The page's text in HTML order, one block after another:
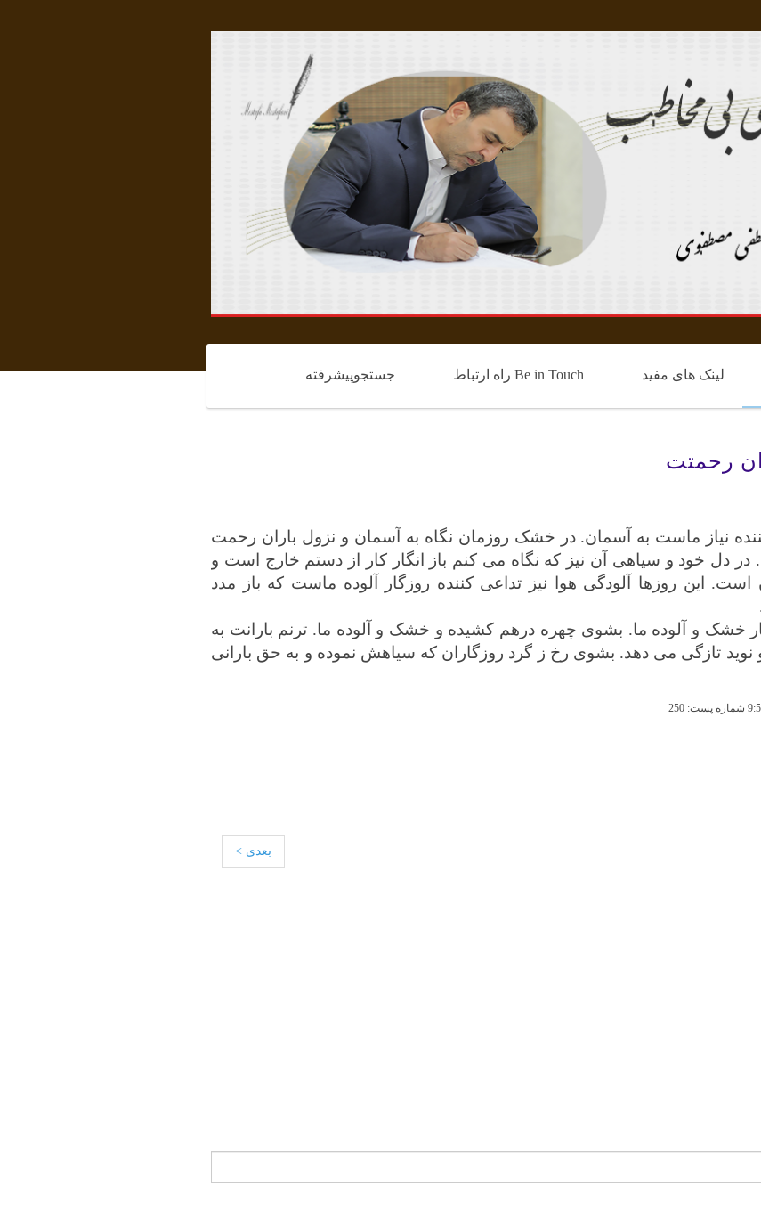
لینک های مفید Be in Touch راه ارتباط جستجوپیشرفته
رحمتت
نیاز ماست به آسمان. در خشک روزمان نگاه به آسمان و نزول باران رحمت
دل خود و سیاهی آن نیز که نگاه می کنم باز انگار کار از دستم خارج است و
این روزها آلودگی هوا نیز تداعی کننده روزگار آلوده ماست که باز مدد
خشک و آلوده ما. بشوی چهره درهم کشیده و خشک و آلوده ما. ترنم بارانت به
تازگی می دهد. بشوی رخ ز گرد روزگاران که سیاهش نموده و به حق بارانی
بعدی >